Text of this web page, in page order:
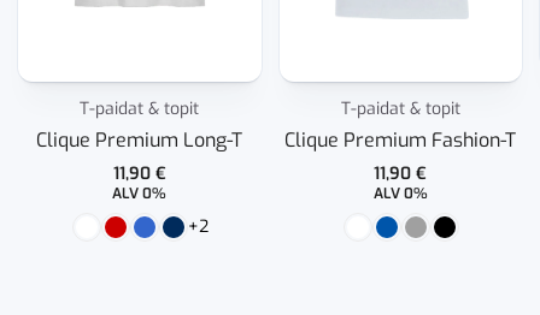
T-paidat & topit
Clique Premium Long-T
11,90 €
ALV 0%
+2
T-paidat & topit
Clique Premium Fashion-T
11,90€
ALV 0%